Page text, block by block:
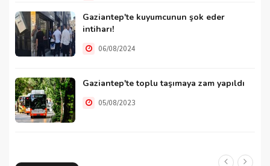
Gaziantep'te kuyumcunun şok eder
intiharı!
06/08/2024
Gaziantep'te toplu taşımaya zam yapıldı
05/08/2023